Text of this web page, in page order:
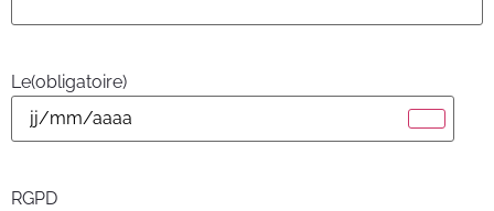
Le(obligatoire)
RGPD